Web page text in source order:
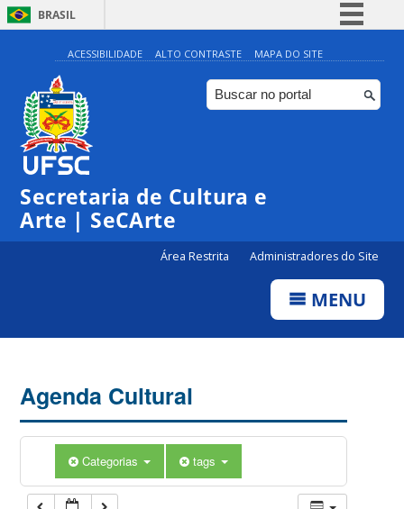
BRASIL
Simplifique!
Comunica BR
Participe
ACESSIBILIDADE ALTO CONTRASTE MAPA DO SITE
Secretaria de Cultura e
Arte | SeCArte
Área Restrita Administradores do Site
MENU
Agenda Cultural
Categorias tags
0:00
1:00
5:00